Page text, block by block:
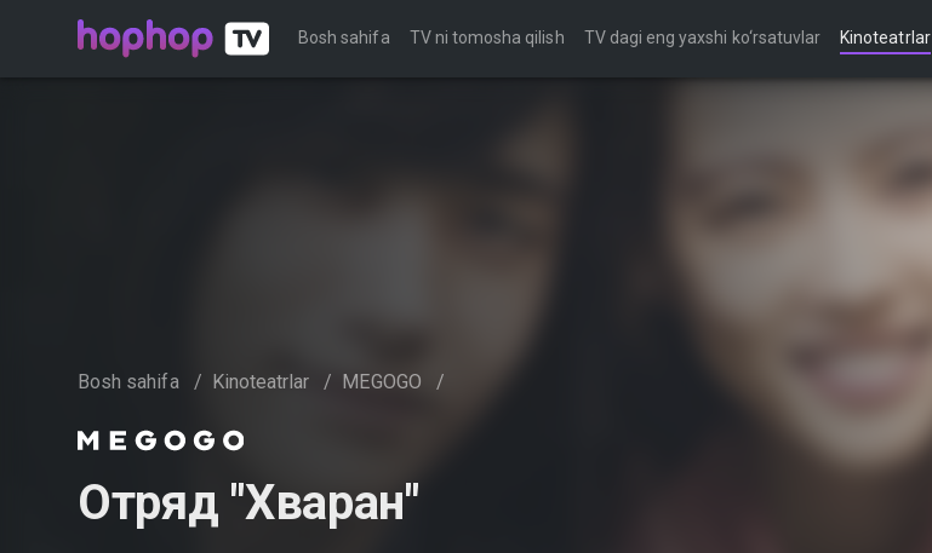
Bosh sahifa TV ni tomosha qilish TV dagi eng yaxshi ko‘rsatuvlar Kinoteatrlar
Bosh sahifa / Kinoteatrlar / MEGOGO /
Отряд "Хваран"